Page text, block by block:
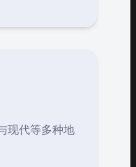
现代等多种地